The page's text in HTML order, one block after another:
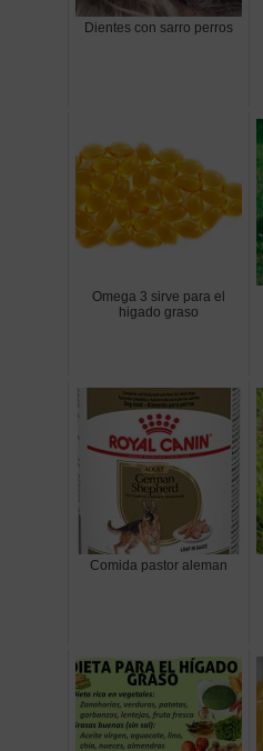
Dientes con sarro perros
Omega 3 sirve para el
higado graso
Comida pastor aleman